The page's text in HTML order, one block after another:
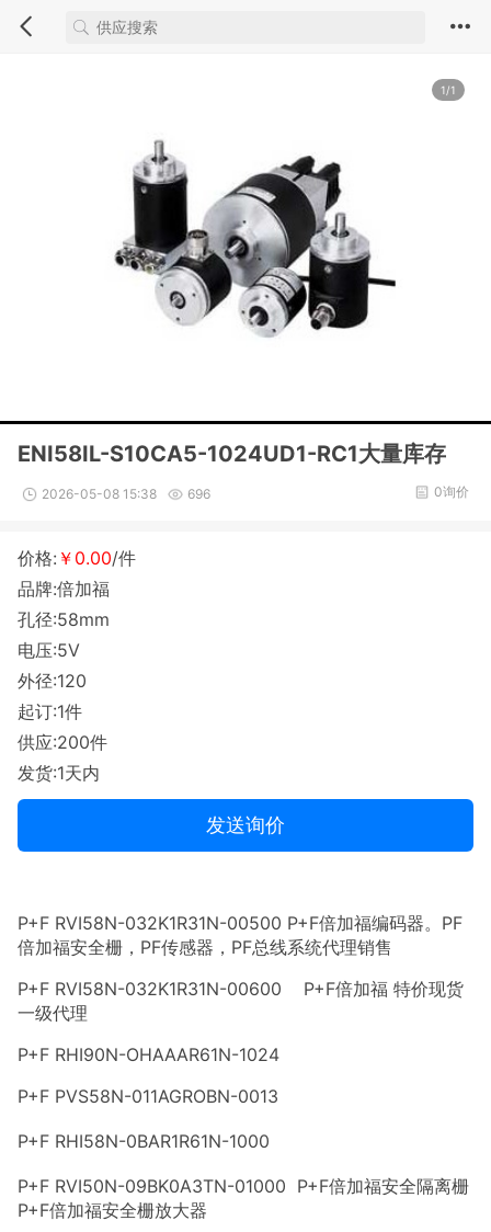
1/1
ENI58IL-S10CA5-1024UD1-RC1大量库存
2026-05-08 15:38 696 0询价
价格: ￥0.00/件
品牌:倍加福
孔径:58mm
电压:5V
外径:120
起订:1件
供应:200件
发货:1天内
发送询价
P+F RVI58N-032K1R31N-00500 P+F倍加福编码器。PF
倍加福安全栅，PF传感器，PF总线系统代理销售
P+F RVI58N-032K1R31N-00600 P+F倍加福 特价现货
一级代理
P+F RHI90N-OHAAAR61N-1024
P+F PVS58N-011AGROBN-0013
P+F RHI58N-0BAR1R61N-1000
P+F RVI50N-09BK0A3TN-01000 P+F倍加福安全隔离栅
P+F倍加福安全栅放大器